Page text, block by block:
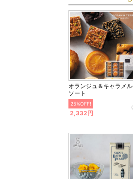
オランジュ＆キャラメ
ソート
25%OFF!
2,332円